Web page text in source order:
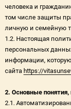
человека и
том числе защиты
личную и семейную
1.2. Настоящая
персональных
информации,
сайта https://
2. Основные
2.1.